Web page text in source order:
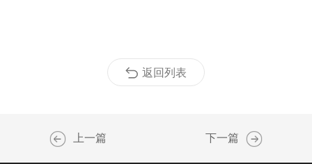
返回列表
上一篇 下一篇